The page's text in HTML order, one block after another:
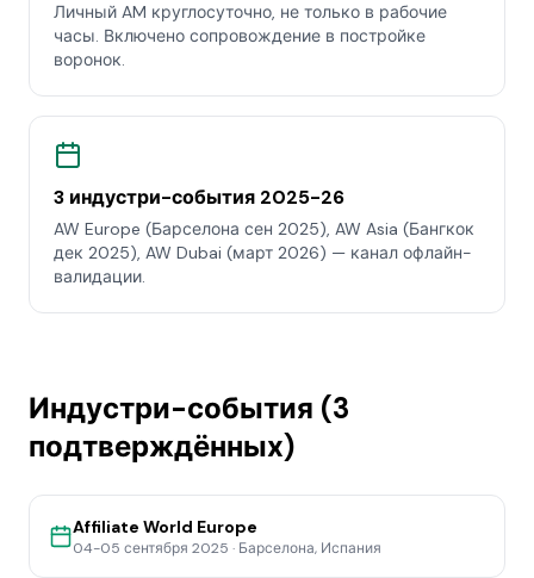
Личный AM круглосуточно, не только в рабочие
часы. Включено сопровождение в постройке
воронок.
3 индустри-события 2025-26
AW Europe (Барселона сен 2025), AW Asia (Бангкок
дек 2025), AW Dubai (март 2026) — канал офлайн-
валидации.
Индустри-события (3
подтверждённых)
Affiliate World Europe
04-05 сентября 2025 · Барселона, Испания